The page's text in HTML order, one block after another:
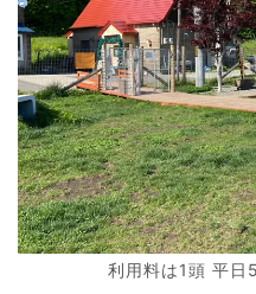
利用料は1頭 平